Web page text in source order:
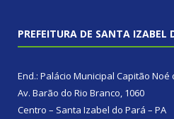
PREFEITURA DE SANTA IZABEL
End.: Palácio Municipal Capitão Noé
Av. Barão do Rio Branco, 1060
Centro – Santa Izabel do Pará – PA